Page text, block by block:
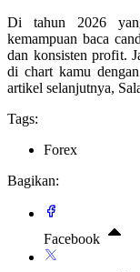
Di tahun 2026
kemampuan baca
dan konsisten profit.
di chart kamu
artikel selanjutnya,
Tags:
Forex
Bagikan:
Facebook